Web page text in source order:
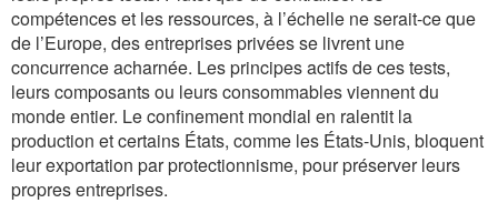
compétences et les ressources, à l’échelle ne serait-ce que
de l’Europe, des entreprises privées se livrent une
concurrence acharnée. Les principes actifs de ces tests,
leurs composants ou leurs consommables viennent du
monde entier. Le confinement mondial en ralentit la
production et certains États, comme les États-Unis, bloquent
leur exportation par protectionnisme, pour préserver leurs
propres entreprises.